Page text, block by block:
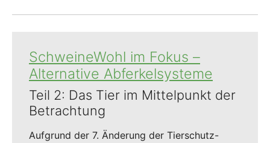
SchweineWohl im Fokus –
Alternative Abferkelsysteme
Teil 2: Das Tier im Mittelpunkt der
Betrachtung
Aufgrund der 7. Änderung der Tierschutz-